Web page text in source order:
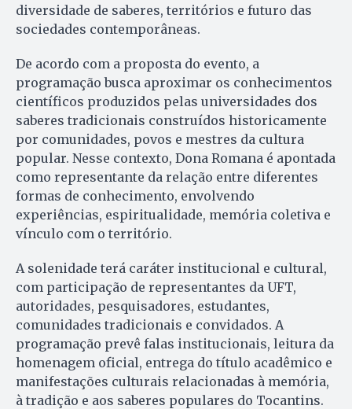
diversidade de saberes, territórios e futuro das
sociedades contemporâneas.
De acordo com a proposta do evento, a
programação busca aproximar os conhecimentos
científicos produzidos pelas universidades dos
saberes tradicionais construídos historicamente
por comunidades, povos e mestres da cultura
popular. Nesse contexto, Dona Romana é apontada
como representante da relação entre diferentes
formas de conhecimento, envolvendo
experiências, espiritualidade, memória coletiva e
vínculo com o território.
A solenidade terá caráter institucional e cultural,
com participação de representantes da UFT,
autoridades, pesquisadores, estudantes,
comunidades tradicionais e convidados. A
programação prevê falas institucionais, leitura da
homenagem oficial, entrega do título acadêmico e
manifestações culturais relacionadas à memória,
à tradição e aos saberes populares do Tocantins.